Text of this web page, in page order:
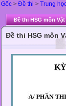
Gốc > Đề thi > Trung
Đề thi HSG môn Vật
Đề thi HSG môn